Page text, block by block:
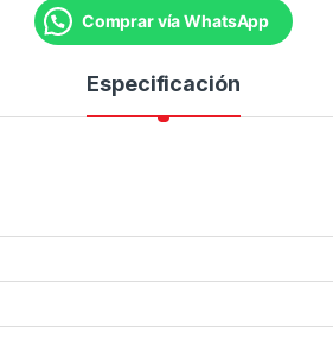
Comprar vía WhatsApp
Especificación